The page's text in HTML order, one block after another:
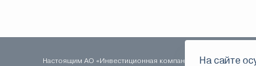
Настоящим АО «Инвестиционная компания ЛМС»На сайте